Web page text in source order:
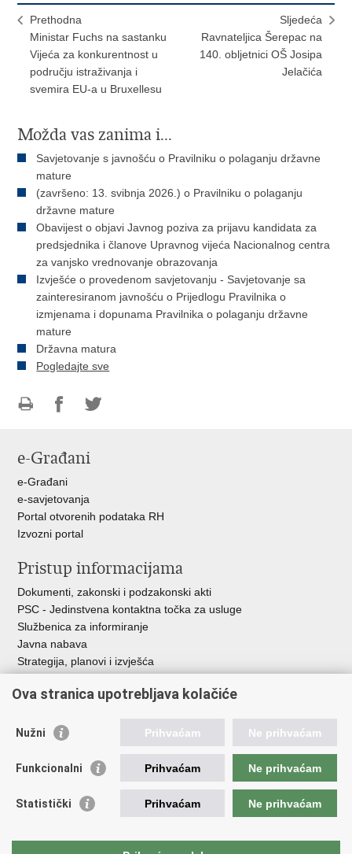
Prethodna
Ministar Fuchs na sastanku
Vijeća za konkurentnost u
području istraživanja i
svemira EU-a u Bruxellesu
Sljedeća
Ravnateljica Šerepac na
140. obljetnici OŠ Josipa
Jelačića
Možda vas zanima i...
Savjetovanje s javnošću o Pravilniku o polaganju državne
mature
(završeno: 13. svibnja 2026.) o Pravilniku o polaganju
državne mature
Obavijest o objavi Javnog poziva za prijavu kandidata za
predsjednika i članove Upravnog vijeća Nacionalnog centra
za vanjsko vrednovanje obrazovanja
Izvješće o provedenom savjetovanju - Savjetovanje sa
zainteresiranom javnošću o Prijedlogu Pravilnika o
izmjenama i dopunama Pravilnika o polaganju državne
mature
Državna matura
Pogledajte sve
FacebookuTwitteru
e-Građani
e-Građani
e-savjetovanja
Portal otvorenih podataka RH
Izvozni portal
Pristup informacijama
Dokumenti, zakonski i podzakonski akti
PSC - Jedinstvena kontaktna točka za usluge
Službenica za informiranje
Javna nabava
Strategija, planovi i izvješća
Korisne poveznice
Vlada RH
ASOO
CARNET
Ova stranica upotrebljava kolačiće
Nužni Prihvaćam Ne prihvaćam
Funkcionalni Prihvaćam Ne prihvaćam
Statistički Prihvaćam Ne prihvaćam